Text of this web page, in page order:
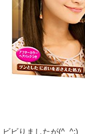
ビビりましたが(^_^;)